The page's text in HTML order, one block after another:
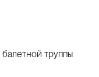
труппы